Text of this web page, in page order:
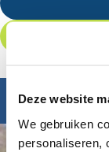
Deze website
We gebruiken
personaliseren,
Inspiratie